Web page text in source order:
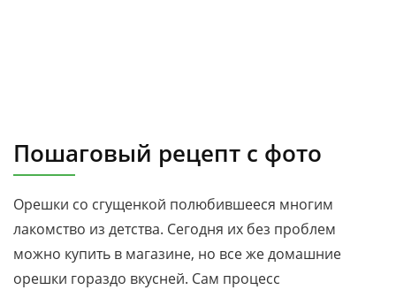
Пошаговый рецепт с фото
Орешки со сгущенкой полюбившееся многим
лакомство из детства. Сегодня их без проблем
можно купить в магазине, но все же домашние
орешки гораздо вкусней. Сам процесс